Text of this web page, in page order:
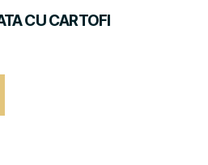
CU CARTOFI